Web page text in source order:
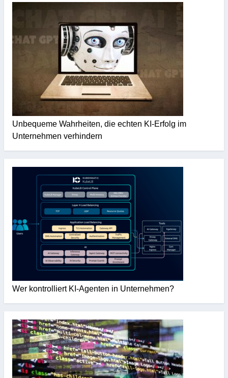
Unbequeme Wahrheiten, die echten KI-Erfolg im
Unternehmen verhindern
Wer kontrolliert KI-Agenten in Unternehmen?